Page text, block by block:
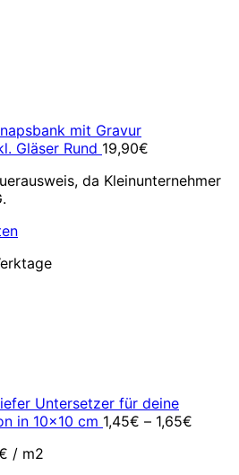
mit Gravur
Gläser Rund 19,90€
da Kleinunternehmer
Untersetzer für deine
in 10x10 cm 1,45€ – 1,65€
/ m2